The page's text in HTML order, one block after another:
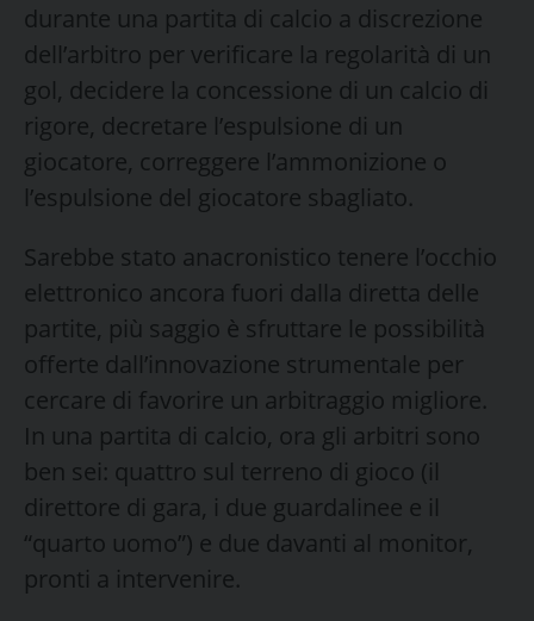
durante una partita di calcio a discrezione
dell’arbitro per verificare la regolarità di un
gol, decidere la concessione di un calcio di
rigore, decretare l’espulsione di un
giocatore, correggere l’ammonizione o
l’espulsione del giocatore sbagliato.
Sarebbe stato anacronistico tenere l’occhio
elettronico ancora fuori dalla diretta delle
partite, più saggio è sfruttare le possibilità
offerte dall’innovazione strumentale per
cercare di favorire un arbitraggio migliore.
In una partita di calcio, ora gli arbitri sono
ben sei: quattro sul terreno di gioco (il
direttore di gara, i due guardalinee e il
“quarto uomo”) e due davanti al monitor,
pronti a intervenire.